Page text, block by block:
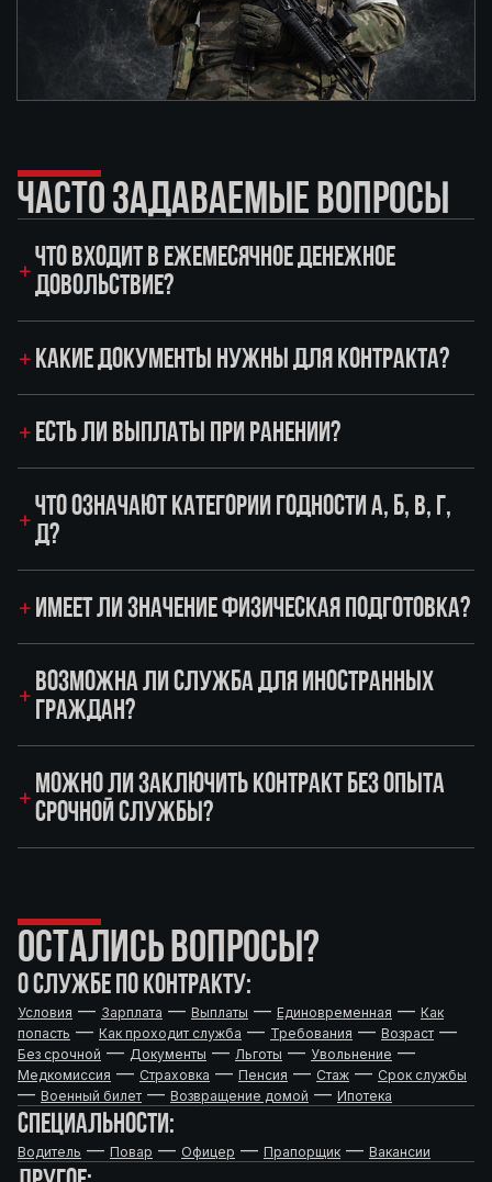
ЧАСТО ЗАДАВАЕМЫЕ ВОПРОСЫ
ЧТО ВХОДИТ В ЕЖЕМЕСЯЧНОЕ ДЕНЕЖНОЕ
ДОВОЛЬСТВИЕ?
КАКИЕ ДОКУМЕНТЫ НУЖНЫ ДЛЯ КОНТРАКТА?
ЕСТЬ ЛИ ВЫПЛАТЫ ПРИ РАНЕНИИ?
ЧТО ОЗНАЧАЮТ КАТЕГОРИИ ГОДНОСТИ А, Б, В, Г,
Д?
ИМЕЕТ ЛИ ЗНАЧЕНИЕ ФИЗИЧЕСКАЯ ПОДГОТОВКА?
ВОЗМОЖНА ЛИ СЛУЖБА ДЛЯ ИНОСТРАННЫХ
ГРАЖДАН?
МОЖНО ЛИ ЗАКЛЮЧИТЬ КОНТРАКТ БЕЗ ОПЫТА
СРОЧНОЙ СЛУЖБЫ?
ОСТАЛИСЬ ВОПРОСЫ?
О СЛУЖБЕ ПО КОНТРАКТУ:
Условия — Зарплата — Выплаты — Единовременная — Как
попасть — Как проходит служба — Требования — Возраст —
Без срочной — Документы — Льготы — Увольнение —
Медкомиссия — Страховка — Пенсия — Стаж — Срок службы
— Военный билет — Возвращение домой — Ипотека
СПЕЦИАЛЬНОСТИ:
Водитель — Повар — Офицер — Прапорщик — Вакансии